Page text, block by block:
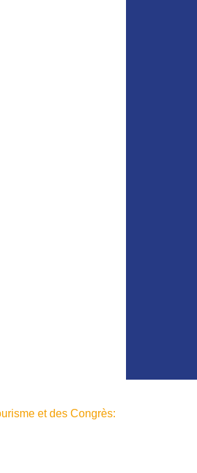
et des Congrès: